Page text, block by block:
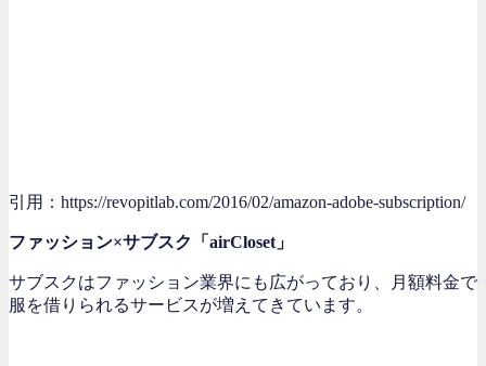
引用：https://revopitlab.com/2016/02/amazon-adobe-subscription/
ファッション×サブスク「airCloset」
サブスクはファッション業界にも広がっており、月額料金で
服を借りられるサービスが増えてきています。